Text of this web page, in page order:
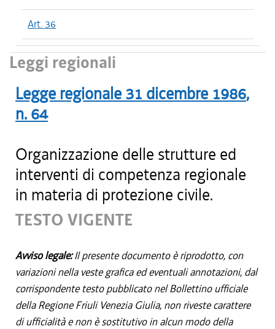
Art. 36
Leggi regionali
Legge regionale 31 dicembre 1986,
n. 64
Organizzazione delle strutture ed
interventi di competenza regionale
in materia di protezione civile.
TESTO VIGENTE
Avviso legale:Il presente documento è riprodotto, con
variazioni nella veste grafica ed eventuali annotazioni, dal
corrispondente testo pubblicato nel Bollettino ufficiale
della Regione Friuli Venezia Giulia, non riveste carattere
di ufficialità e non è sostitutivo in alcun modo della